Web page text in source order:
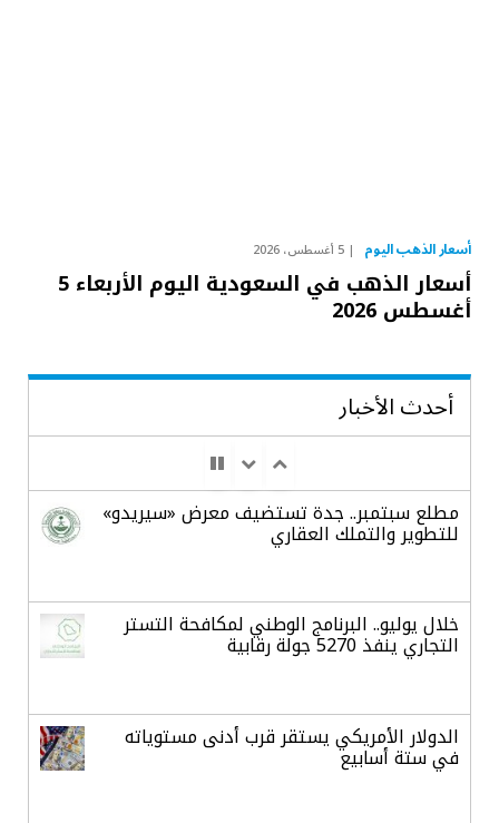
أسعار الذهب اليوم 5 أغسطس، 2026
أسعار الذهب في السعودية اليوم الأربعاء 5
أغسطس 2026
أحدث الأخبار
مطلع سبتمبر.. جدة تستضيف معرض «سيريدو»
للتطوير والتملك العقاري
خلال يوليو.. البرنامج الوطني لمكافحة التستر
التجاري ينفذ 5270 جولة رقابية
الدولار الأمريكي يستقر قرب أدنى مستوياته
في ستة أسابيع